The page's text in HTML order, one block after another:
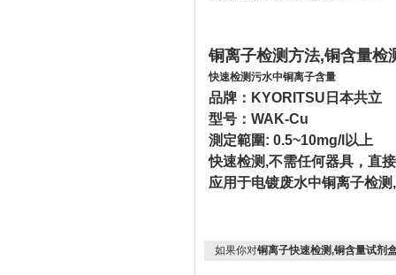
铜离子检测方法,铜含量检
快速检测污水中铜离子含量
品牌： KYORITSU 日本共立
型号：WAK-Cu
測定範圍: 0.5~10mg/l以上
快速检测,不需任何器具，直
应用于电镀废水中铜离子检
如果你对铜离子快速检测,铜含量试剂